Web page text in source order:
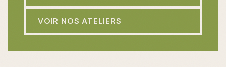
VOIR NOS ATELIERS